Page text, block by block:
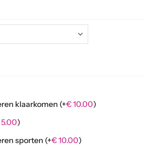
klaarkomen (+€10.00)
5.00)
sporten (+€10.00)